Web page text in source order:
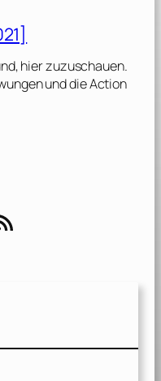
hier zuzuschauen.
und die Action